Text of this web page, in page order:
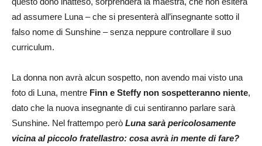
ad assumere Luna – che si presenterà all’insegnante sotto il
falso nome di Sunshine – senza neppure controllare il suo
curriculum.
La donna non avrà alcun sospetto, non avendo mai visto una
foto di Luna, mentre Finn e Steffy non sospetteranno niente,
dato che la nuova insegnante di cui sentiranno parlare sarà
Sunshine. Nel frattempo però Luna sarà pericolosamente
vicina al piccolo fratellastro: cosa avrà in mente di fare?